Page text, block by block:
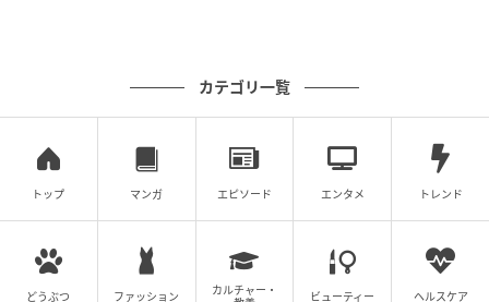
カテゴリ一覧
トップ マンガ エピソード エンタメ トレンド
どうぶつ ファッション
カルチャー・
ビューティー ヘルスケア